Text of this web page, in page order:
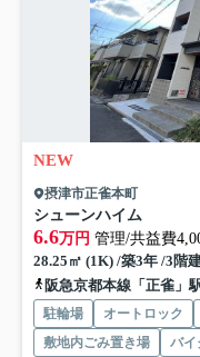
NEW
摂津市正雀本町
シューンハイム
6.6万円 管理/共益費
28.25㎡ (1K) /築3年 /3階
阪急京都本線「正雀」
駐輪場 オートロック
敷地内ごみ置き場
バイ